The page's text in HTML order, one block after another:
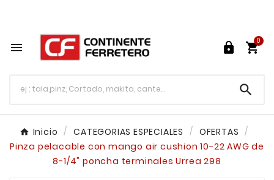
  
0

Inicio CATEGORIAS ESPECIALES
OFERTAS
Pinza pelacable con mango air cushion 10-22 AWG de
8-1/4" poncha terminales Urrea 298